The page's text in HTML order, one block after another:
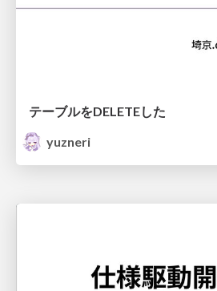
テーブルをDELETEした
yuzneri